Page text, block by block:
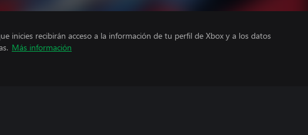
inicies recibirán acceso a la información de tu perfil de Xbox y a los datos
Más información